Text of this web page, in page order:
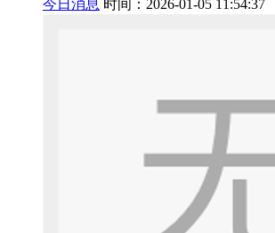
今日消息 时间：2026-01-05 11:54:37